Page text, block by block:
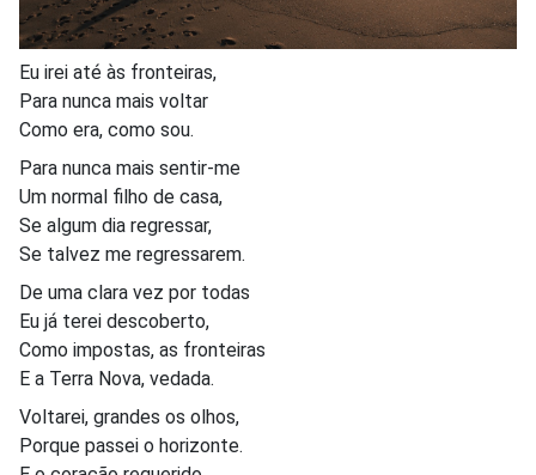
Eu irei até às fronteiras,
Para nunca mais voltar
Como era, como sou.
Para nunca mais sentir-me
Um normal filho de casa,
Se algum dia regressar,
Se talvez me regressarem.
De uma clara vez por todas
Eu já terei descoberto,
Como impostas, as fronteiras
E a Terra Nova, vedada.
Voltarei, grandes os olhos,
Porque passei o horizonte.